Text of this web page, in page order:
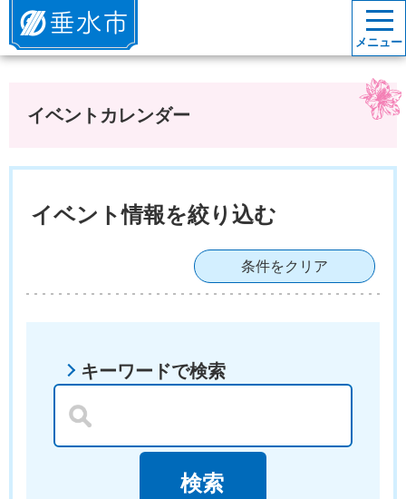
垂水市
メニュー
イベントカレンダー
イベント情報を絞り込む
条件をクリア
キーワードで検索